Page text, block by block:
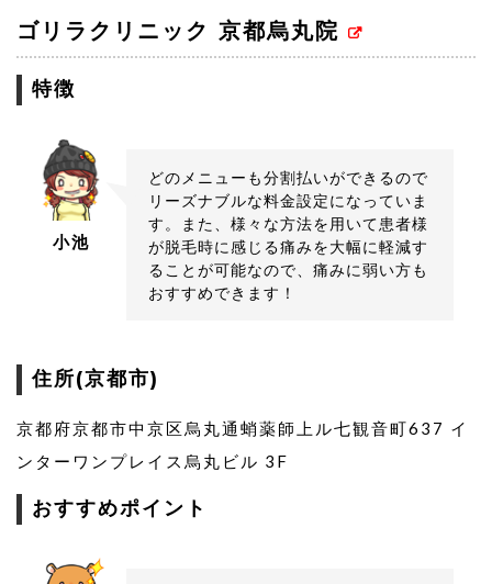
ゴリラクリニック 京都烏丸院
特徴
小池
どのメニューも分割払いができるので
リーズナブルな料金設定になっていま
す。また、様々な方法を用いて患者様
が脱毛時に感じる痛みを大幅に軽減す
ることが可能なので、痛みに弱い方も
おすすめできます！
住所(京都市)
京都府京都市中京区烏丸通蛸薬師上ル七観音町637 イ
ンターワンプレイス烏丸ビル 3F
おすすめポイント